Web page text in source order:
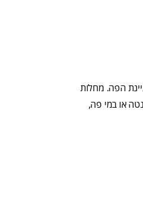
הפה. מחלות
או במי פה,